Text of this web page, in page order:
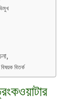
বিতর্ক